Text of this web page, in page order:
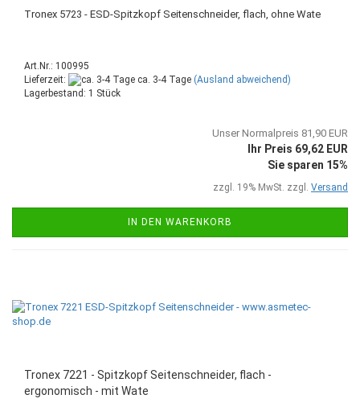
Tronex 5723 - ESD-Spitzkopf Seitenschneider, flach, ohne Wate
Art.Nr.: 100995
Lieferzeit:
ca. 3-4 Tage (Ausland abweichend)
Lagerbestand: 1 Stück
Unser Normalpreis 81,90 EUR
Ihr Preis 69,62 EUR
Sie sparen 15%
zzgl. 19% MwSt. zzgl. Versand
IN DEN WARENKORB
Tronex 7221 - Spitzkopf Seitenschneider, flach -
ergonomisch - mit Wate